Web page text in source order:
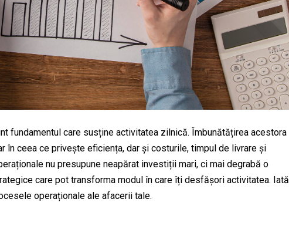
fundamentul care susține activitatea zilnică. Îmbunătățirea acestora
în ceea ce privește eficiența, dar și costurile, timpul de livrare și
nu presupune neapărat investiții mari, ci mai degrabă o
care pot transforma modul în care îți desfășori activitatea. Iată
operaționale ale afacerii tale.